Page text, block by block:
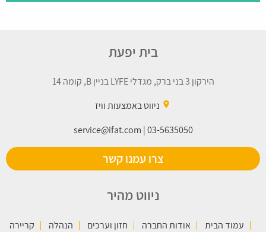
בית יפעת
הירקון 3 בני ברק, מגדלי LYFE בניין B, קומה 14
place ניווט באמצעות וויז
service@ifat.com |03-5635050
צרו עמנו קשר
ניווט מהיר
עמוד הבית אודות החברה חזון וערכים הנהלה
קריירה